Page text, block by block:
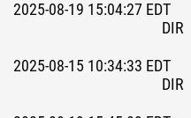
2025-08-19 15:04:27 EDT
DIR
2025-08-15 10:34:33 EDT
DIR